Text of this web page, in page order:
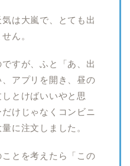
は大嵐で、とても出
ん。
すが、ふと「あ、出
アプリを開き、昼の
とけばいいやと思
けじゃなくコンビニ
に注文しました。
とを考えたら「この